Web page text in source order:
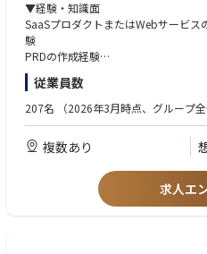
業務理解をもとに取り組むべき課題
く、事業インパクトや現場負荷を踏
を進めます。
【現在のIT環境】
・パスワード管理：1Password
・チャット: Slack
・オンライン会議：Google Meet
・グループウェア: Google
・スクリーンショット共有：Gyazo
・情報共有：Helpfeel Cosense
・社内FAQ：Helpfeel
【具体的な挑戦課題】
プロダクト戦略・ビジョン・ロード
データ構造や制約を理解した上での
落とし込み
開発・デザイン・CS・マーケティン
形成
■ヌーラボサービスの事業規模拡大
ながら魅力的な製品を提供し続けま
プロダクト戦略の策定・実行、プロ
▼経験・知識面
SaaSプロダクトまたはWebサービ
験
PRDの作成経験
エンジニアやデザイナーとの協業経験
アジャイル開発（Scrum / Kanbanな
定量・定性データ分析の基礎知識お
▼素養・スキル面
遊び心を持って取り組むことができる
顧客の声をただ聞くだけでなく、ヌ
クト開発に取り組んでいただきたいと
進んでアウトプット・言語化できるス
従業員数
207名 （2026年3月時点、グループ全
複数あり
求人エ